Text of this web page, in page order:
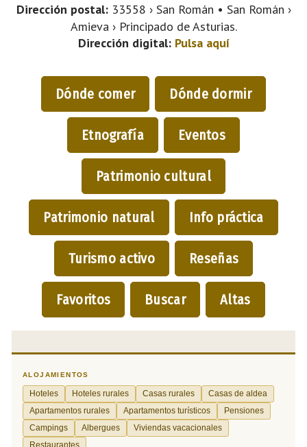
Dirección postal:33558 › San Román • San Román ›
Amieva › Principado de Asturias.
Dirección digital: Pulsa aquí
Dónde comer Dónde dormir
Etnografía Eventos
Patrimonio cultural
Patrimonio natural Info práctica
Turismo activo Reseñas
Favoritos Buscar Altas